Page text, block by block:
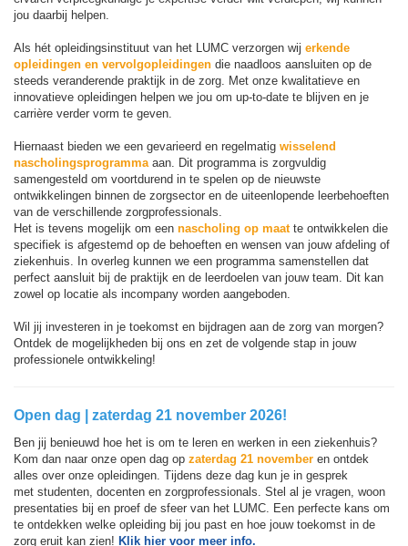
jou daarbij helpen.
Als hét opleidingsinstituut van het LUMC verzorgen wij erkende
opleidingen en vervolgopleidingen die naadloos aansluiten op de
steeds veranderende praktijk in de zorg. Met onze kwalitatieve en
innovatieve opleidingen helpen we jou om up-to-date te blijven en je
carrière verder vorm te geven.
Hiernaast bieden we een gevarieerd en regelmatig wisselend
nascholingsprogrammaaan. Dit programma is zorgvuldig
samengesteld om voortdurend in te spelen op de nieuwste
ontwikkelingen binnen de zorgsector en de uiteenlopende leerbehoeften
van de verschillende zorgprofessionals.
Het is tevens mogelijk om een nascholing op maat te ontwikkelen die
specifiek is afgestemd op de behoeften en wensen van jouw afdeling of
ziekenhuis. In overleg kunnen we een programma samenstellen dat
perfect aansluit bij de praktijk en de leerdoelen van jouw team. Dit kan
zowel op locatie als incompany worden aangeboden.
Wil jij investeren in je toekomst en bijdragen aan de zorg van morgen?
Ontdek de mogelijkheden bij ons en zet de volgende stap in jouw
professionele ontwikkeling!
Open dag | zaterdag 21 november 2026!
Ben jij benieuwd hoe het is om te leren en werken in een ziekenhuis?
Kom dan naar onze open dag op zaterdag 21 november en ontdek
alles over onze opleidingen. Tijdens deze dag kun je in gesprek
met studenten, docenten en zorgprofessionals. Stel al je vragen, woon
presentaties bij en proef de sfeer van het LUMC. Een perfecte kans om
te ontdekken welke opleiding bij jou past en hoe jouw toekomst in de
zorg eruit kan zien! Klik hier voor meer info.